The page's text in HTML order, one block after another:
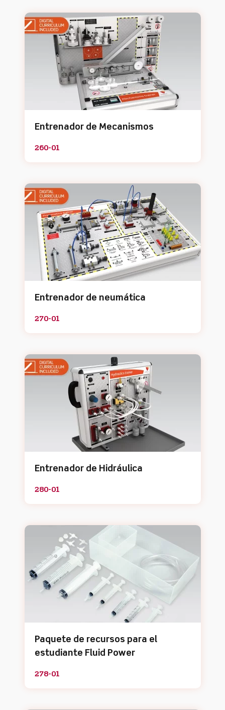
Entrenador de Mecanismos
260-01
Entrenador de neumática
270-01
Entrenador de Hidráulica
280-01
Paquete de recursos para el
estudiante Fluid Power
278-01